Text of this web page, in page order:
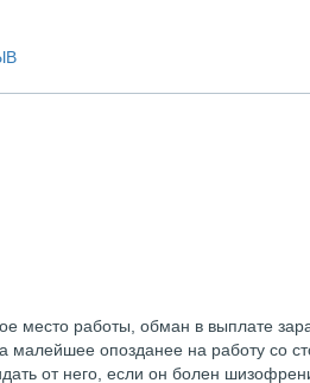
место работы, обман в выплате
опозданее на работу со
от него, если он болен